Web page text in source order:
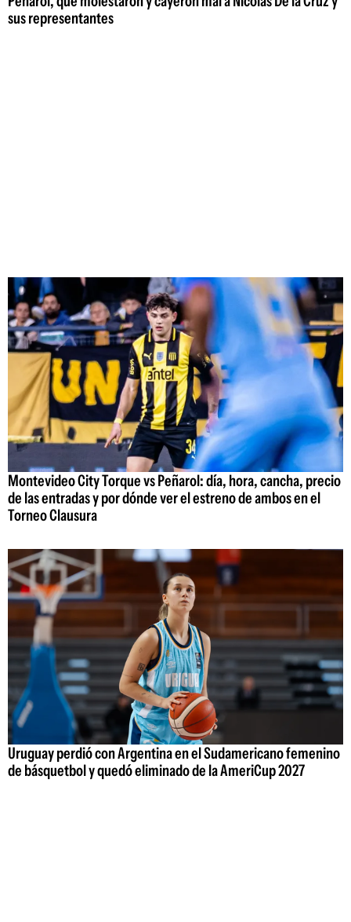
sus representantes
Montevideo City Torque vs Peñarol: día, hora, cancha, precio
de las entradas y por dónde ver el estreno de ambos en el
Torneo Clausura
Uruguay perdió con Argentina en el Sudamericano femenino
de básquetbol y quedó eliminado de la AmeriCup 2027